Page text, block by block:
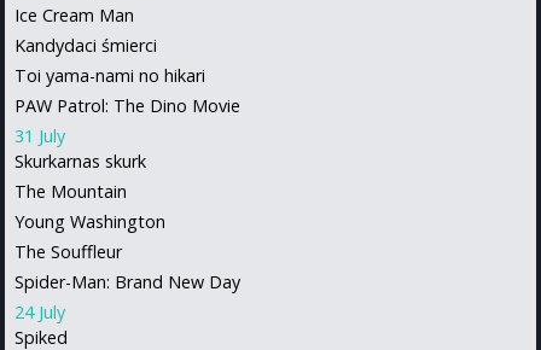
Ice Cream Man
Kandydaci śmierci
Toi yama-nami no hikari
PAW Patrol: The Dino Movie
31 July
Skurkarnas skurk
The Mountain
Young Washington
The Souffleur
Spider-Man: Brand New Day
24 July
Spiked